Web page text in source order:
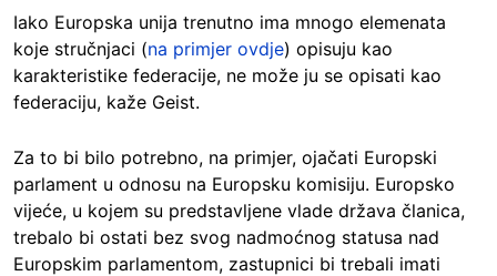
Iako Europska unija trenutno ima mnogo elemenata
koje stručnjaci (na primjer ovdje) opisuju kao
karakteristike federacije, ne može ju se opisati kao
federaciju, kaže Geist.
Za to bi bilo potrebno, na primjer, ojačati Europski
parlament u odnosu na Europsku komisiju. Europsko
vijeće, u kojem su predstavljene vlade država članica,
trebalo bi ostati bez svog nadmoćnog statusa nad
Europskim parlamentom, zastupnici bi trebali imati